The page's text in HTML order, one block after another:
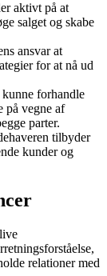
aktivt på at
salget og skabe
ansvar at
for at nå ud
forhandle
på vegne af
parter.
tilbyder
kunder og
relationer med